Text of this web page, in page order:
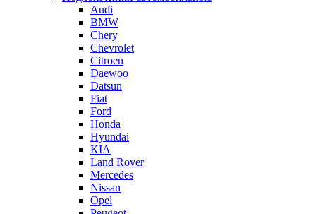
Audi
BMW
Chery
Chevrolet
Citroen
Daewoo
Datsun
Fiat
Ford
Honda
Hyundai
KIA
Land Rover
Mercedes
Nissan
Opel